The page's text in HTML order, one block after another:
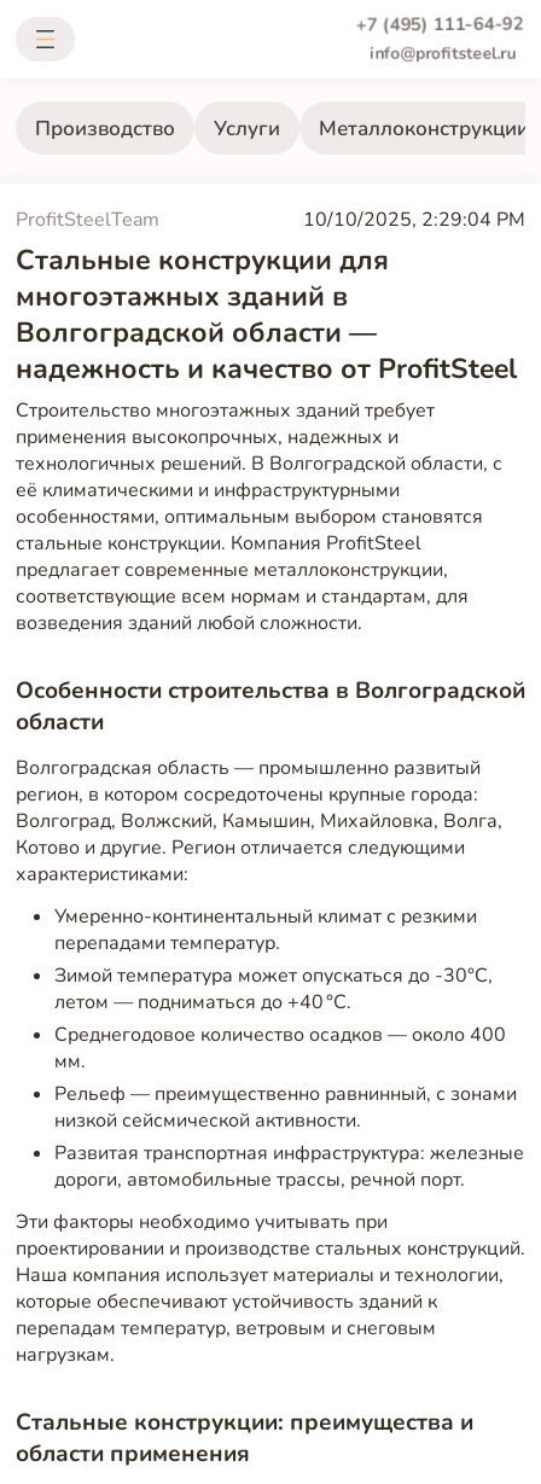
+7 (495) 111-64-92
info@profitsteel.ru
Производство Услуги Металлоконструкции
ProfitSteelTeam 10/10/2025, 2:29:04 PM
Стальные конструкции для
многоэтажных зданий в
Волгоградской области —
надежность и качество от ProfitSteel
Строительство многоэтажных зданий требует
применения высокопрочных, надежных и
технологичных решений. В Волгоградской области, с
её климатическими и инфраструктурными
особенностями, оптимальным выбором становятся
стальные конструкции. Компания ProfitSteel
предлагает современные металлоконструкции,
соответствующие всем нормам и стандартам, для
возведения зданий любой сложности.
Особенности строительства в Волгоградской
области
Волгоградская область — промышленно развитый
регион, в котором сосредоточены крупные города:
Волгоград, Волжский, Камышин, Михайловка, Волга,
Котово и другие. Регион отличается следующими
характеристиками:
Умеренно-континентальный климат с резкими
перепадами температур.
Зимой температура может опускаться до -30°C,
летом — подниматься до +40 °C.
Среднегодовое количество осадков — около 400
мм.
Рельеф — преимущественно равнинный, с зонами
низкой сейсмической активности.
Развитая транспортная инфраструктура: железные
дороги, автомобильные трассы, речной порт.
Эти факторы необходимо учитывать при
проектировании и производстве стальных конструкций.
Наша компания использует материалы и технологии,
которые обеспечивают устойчивость зданий к
перепадам температур, ветровым и снеговым
нагрузкам.
Стальные конструкции: преимущества и
области применения